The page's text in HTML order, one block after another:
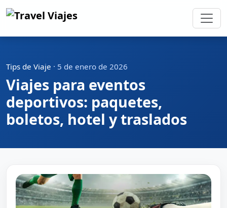
Tips de Viaje · 5 de enero de 2026
Viajes para eventos
deportivos: paquetes,
boletos, hotel y traslados